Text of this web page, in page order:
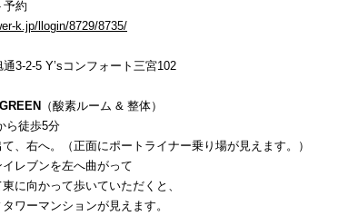
予約
k.jp/llogin/8729/8735/
3-2-5 Y’sコンフォート三宮102
（酸素ルーム & 整体）
ら徒歩5分
、右へ。（正面にポートライナー乗り場が見えます。）
レブンを左へ曲がって
に向かって歩いていただくと、
ワーマンションが見えます。